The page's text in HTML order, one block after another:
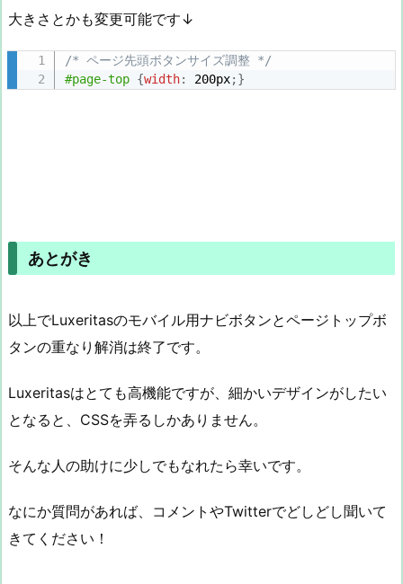
大きさとかも変更可能です↓
/* ページ先頭ボタンサイズ調整 */
#page-top {width: 200px;}
あとがき
以上でLuxeritasのモバイル用ナビボタンとページトップボ
タンの重なり解消は終了です。
Luxeritasはとても高機能ですが、細かいデザインがしたい
となると、CSSを弄るしかありません。
そんな人の助けに少しでもなれたら幸いです。
なにか質問があれば、コメントやTwitterでどしどし聞いて
きてください！